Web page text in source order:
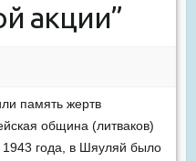
акции”
память жертв
община (литваков)
года, в Шяуляй было